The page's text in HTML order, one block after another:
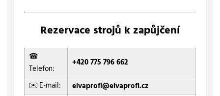
Rezervace strojů k zapůjčení
☎
Telefon:
+420 775 796 662
✉️ E-mail:
elvaprofi@elvaprofi.cz